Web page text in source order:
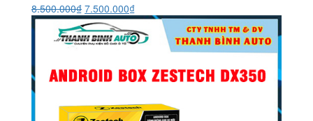
8.500.000₫ Giá
gốc
là:
8.500.000₫.
7.500.000₫Giá
hiện
tại